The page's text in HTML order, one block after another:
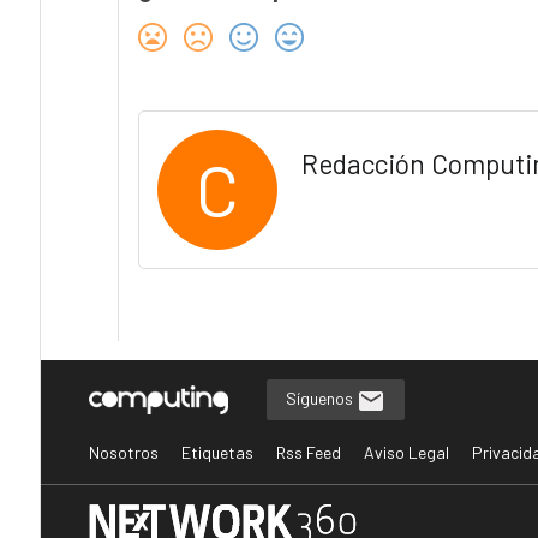
C Redacción
Síguenos
Nosotros Etiquetas Rss Feed Aviso Legal